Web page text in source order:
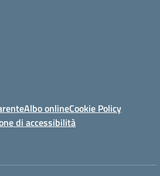
Albo onlineCookie Policy
di accessibilità